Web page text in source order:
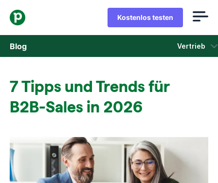
Kostenlos testen
Blog Vertrieb
Marketing
Fallstudien
In neuem Fenster öffnen
7 Tipps und Trends für
B2B-Sales in 2026